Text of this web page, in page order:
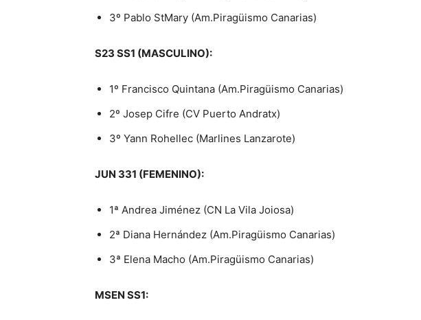
3º Pablo StMary (Am.Piragüismo Canarias)
S23 SS1 (MASCULINO):
1º Francisco Quintana (Am.Piragüismo Canarias)
2º Josep Cifre (CV Puerto Andratx)
3º Yann Rohellec (Marlines Lanzarote)
JUN 331 (FEMENINO):
1ª Andrea Jiménez (CN La Vila Joiosa)
2ª Diana Hernández (Am.Piragüismo Canarias)
3ª Elena Macho (Am.Piragüismo Canarias)
MSEN SS1: